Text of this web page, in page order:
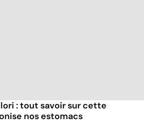
: tout savoir sur cette
nos estomacs